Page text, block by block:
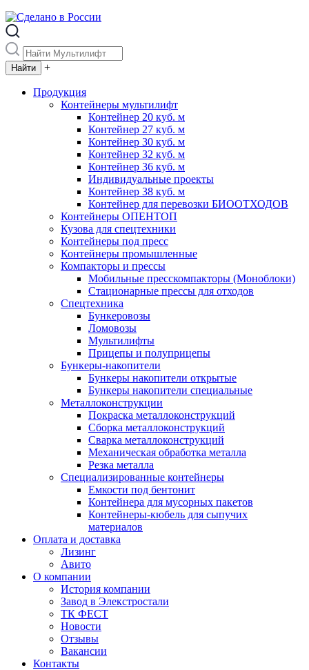
+
Продукция
Контейнеры мультилифт
Контейнер 20 куб. м
Контейнер 27 куб. м
Контейнер 30 куб. м
Контейнер 32 куб. м
Контейнер 36 куб. м
Индивидуальные проекты
Контейнер 38 куб. м
Контейнер для перевозки БИООТХОДОВ
Контейнеры ОПЕНТОП
Кузова для спецтехники
Контейнеры под пресс
Контейнеры промышленные
Компакторы и прессы
Мобильные пресскомпакторы (Моноблоки)
Стационарные прессы для отходов
Спецтехника
Бункеровозы
Ломовозы
Мультилифты
Прицепы и полуприцепы
Бункеры-накопители
Бункеры накопители открытые
Бункеры накопители специальные
Металлоконструкции
Покраска металлоконструкций
Сборка металлоконструкций
Сварка металлоконструкций
Механическая обработка металла
Резка металла
Специализированные контейнеры
Емкости под бентонит
Контейнера для мусорных пакетов
Контейнеры-кюбель для сыпучих
материалов
Оплата и доставка
Лизинг
Авито
О компании
История компании
Завод в Элекстростали
ТК ФЕСТ
Новости
Отзывы
Вакансии
Контакты